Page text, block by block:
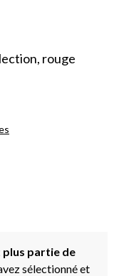
rouge
plus partie de
sélectionné et